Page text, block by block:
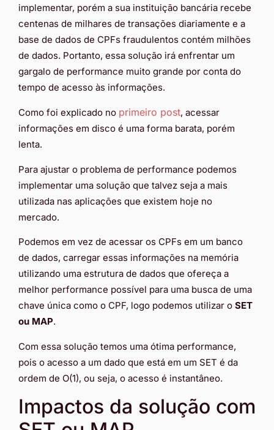
implementar, porém a sua instituição bancária recebe
centenas de milhares de transações diariamente e a
base de dados de CPFs fraudulentos contém milhões
de dados. Portanto, essa solução irá enfrentar um
gargalo de performance muito grande por conta do
tempo de acesso às informações.
Como foi explicado no primeiro post, acessar
informações em disco é uma forma barata, porém
lenta.
Para ajustar o problema de performance podemos
implementar uma solução que talvez seja a mais
utilizada nas aplicações que existem hoje no
mercado.
Podemos em vez de acessar os CPFs em um banco
de dados, carregar essas informações na memória
utilizando uma estrutura de dados que ofereça a
melhor performance possível para uma busca de uma
chave única como o CPF, logo podemos utilizar o SET
ou MAP.
Com essa solução temos uma ótima performance,
pois o acesso a um dado que está em um SET é da
ordem de O(1), ou seja, o acesso é instantâneo.
Impactos da solução com